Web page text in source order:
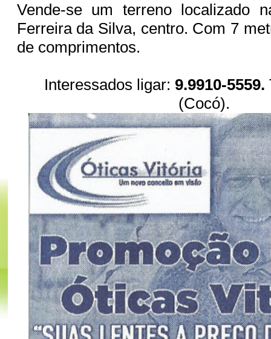
Vende-se um terreno localizado
Ferreira da Silva, centro. Com 7
de comprimentos.
Interessados ligar: 9.9910-5559.
(Cocó).